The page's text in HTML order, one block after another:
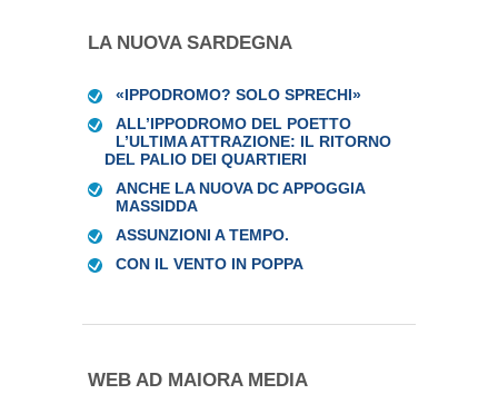
LA NUOVA SARDEGNA
«IPPODROMO? SOLO SPRECHI»
ALL’IPPODROMO DEL POETTO
L’ULTIMA ATTRAZIONE: IL RITORNO
DEL PALIO DEI QUARTIERI
ANCHE LA NUOVA DC APPOGGIA
MASSIDDA
ASSUNZIONI A TEMPO.
CON IL VENTO IN POPPA
WEB AD MAIORA MEDIA